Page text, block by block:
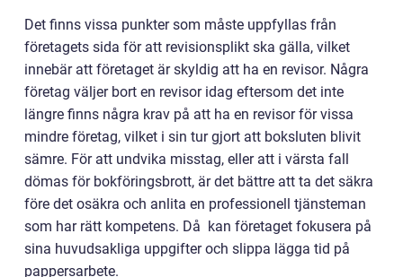
Det finns vissa punkter som måste uppfyllas från
företagets sida för att revisionsplikt ska gälla, vilket
innebär att företaget är skyldig att ha en revisor. Några
företag väljer bort en revisor idag eftersom det inte
längre finns några krav på att ha en revisor för vissa
mindre företag, vilket i sin tur gjort att boksluten blivit
sämre. För att undvika misstag, eller att i värsta fall
dömas för bokföringsbrott, är det bättre att ta det säkra
före det osäkra och anlita en professionell tjänsteman
som har rätt kompetens. Då kan företaget fokusera på
sina huvudsakliga uppgifter och slippa lägga tid på
pappersarbete.